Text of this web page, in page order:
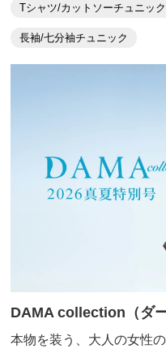
すべて
Tシャツ/カットソーチュニック
長袖/七分袖チュニック
DAMA collection（ダ
本物を装う、大人の女性